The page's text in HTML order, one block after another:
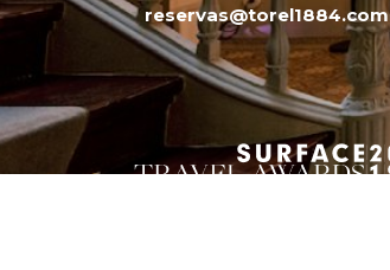
reservas@torel1884.com